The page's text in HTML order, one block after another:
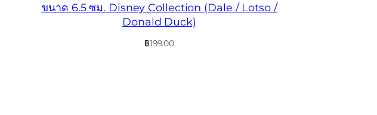
ขนาด 6.5 ซม. Disney Collection (Dale / Lotso /
Donald Duck)
฿199.00